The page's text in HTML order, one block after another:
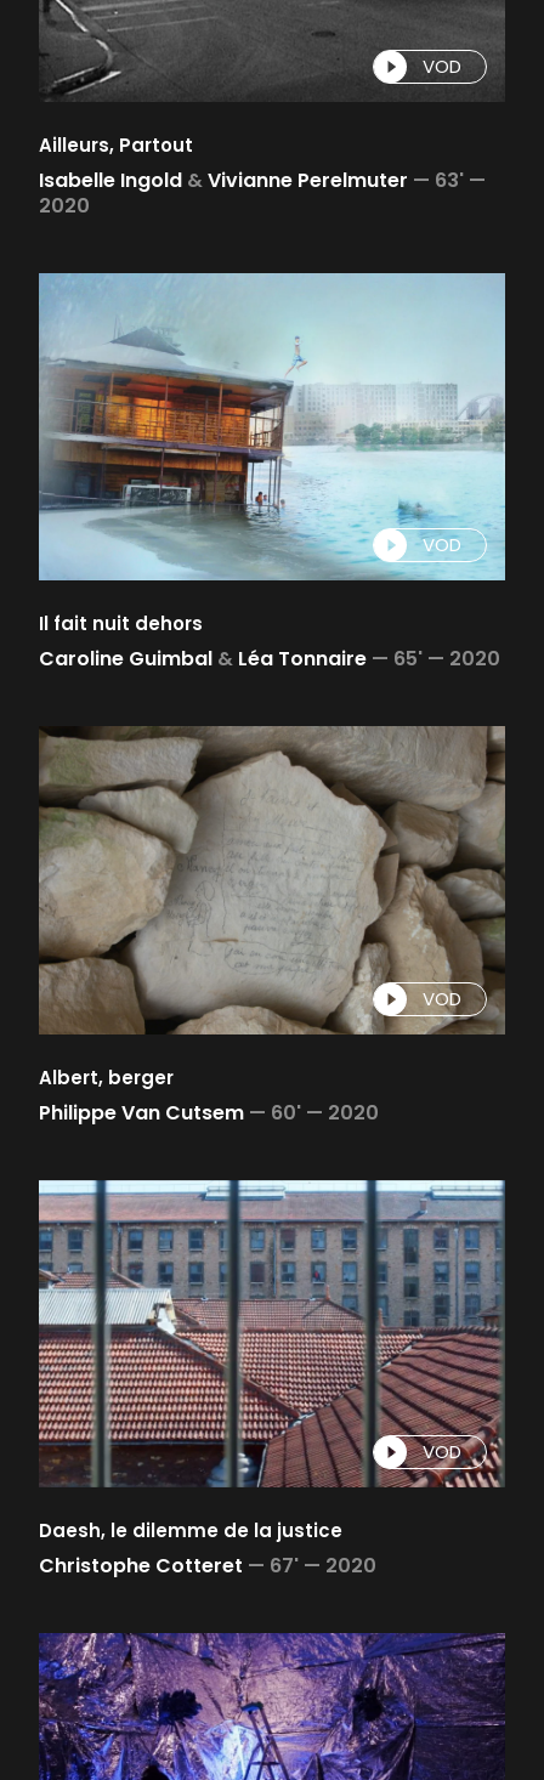
VOD
Ailleurs, Partout
Isabelle Ingold &Vivianne Perelmuter — 63' —
2020
VOD
Il fait nuit dehors
Caroline Guimbal & Léa Tonnaire — 65' — 2020
VOD
Albert, berger
Philippe Van Cutsem — 60' — 2020
VOD
Daesh, le dilemme de la justice
Christophe Cotteret — 67' — 2020